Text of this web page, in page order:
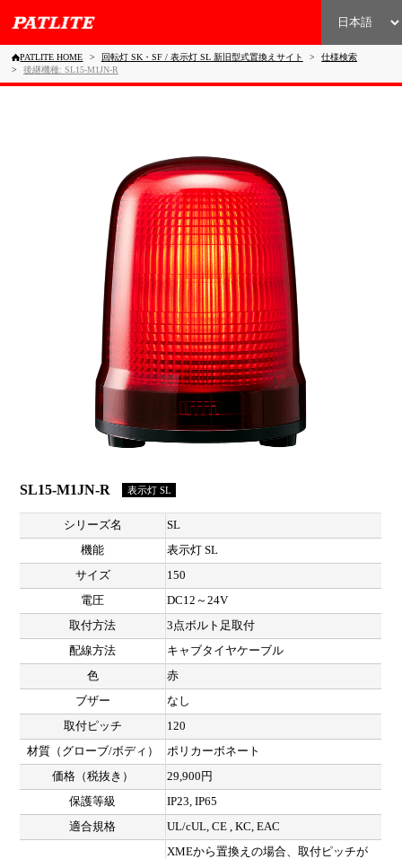
PATLITE HOME 回転灯 SK・SF / 表示灯 SL 新旧型式置換えサイト
仕様検索
後継機種: SL15-M1JN-R
SL15-M1JN-R 表示灯 SL
シリーズ名
SL
機能
表示灯 SL
サイズ
150
電圧
DC12～24V
取付方法
3点ボルト足取付
配線方法
キャブタイヤケーブル
色
赤
ブザー
なし
取付ピッチ
120
材質（グローブ/ボディ）
ポリカーボネート
価格（税抜き）
29,900円
保護等級
IP23, IP65
適合規格
UL/cUL, CE , KC, EAC
XMEから置換えの場合、取付ピッチが